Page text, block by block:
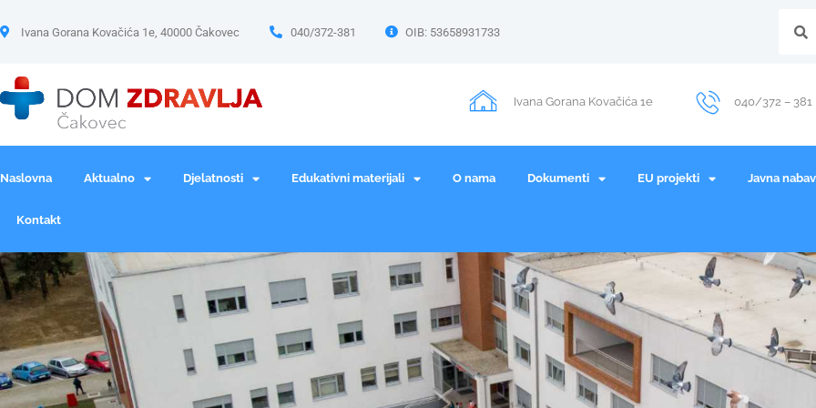
Ivana Gorana Kovačića 1e, 40000 Čakovec 040/372-381 OIB: 53658931733
Ivana Gorana Kovačića 1e 040/372 – 381
Naslovna Aktualno Djelatnosti Edukativni materijali O nama Dokumenti EU projekti Javna
Kontakt